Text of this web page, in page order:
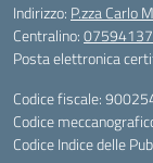
Indirizzo: P.zza Carlo
Centralino:
Posta elettronica
Codice fiscale:
Codice
Codice Indice delle